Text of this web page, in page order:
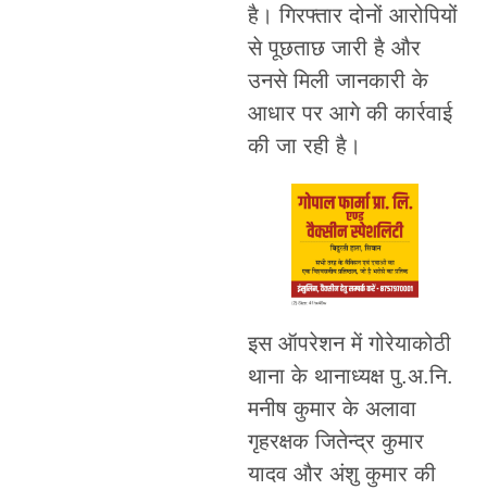
है। गिरफ्तार दोनों आरोपियों
से पूछताछ जारी है और
उनसे मिली जानकारी के
आधार पर आगे की कार्रवाई
की जा रही है।
इस ऑपरेशन में गोरेयाकोठी
थाना के थानाध्यक्ष पु.अ.नि.
मनीष कुमार के अलावा
गृहरक्षक जितेन्द्र कुमार
यादव और अंशु कुमार की